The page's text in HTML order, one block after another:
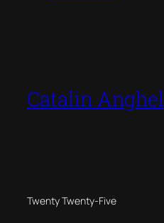
Catalin Anghel
Twenty Twenty-Five